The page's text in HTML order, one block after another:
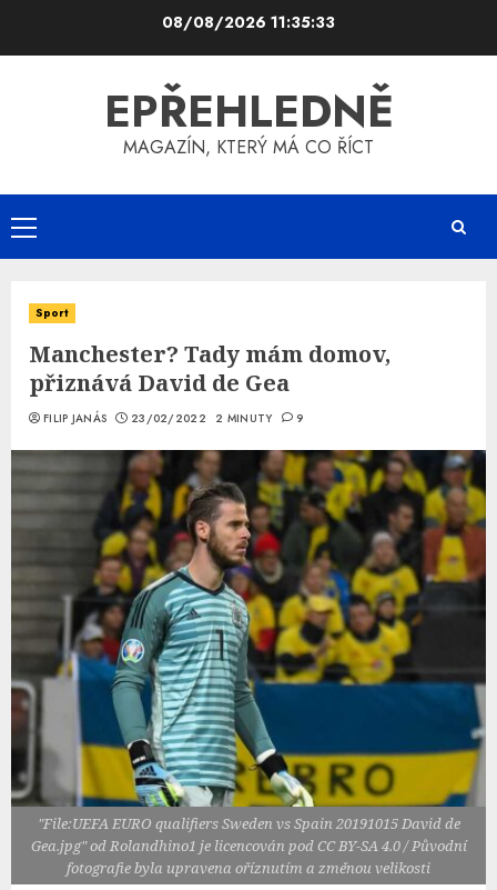
08/08/2026 11:35:33
EPŘEHLEDNĚ
MAGAZÍN, KTERÝ MÁ CO ŘÍCT
Primary
Menu
Sport
Manchester? Tady mám domov,
přiznává David de Gea
FILIP JANÁS 23/02/2022 2 MINUTY 9
"File:UEFA EURO qualifiers Sweden vs Spain 20191015 David de
Gea.jpg" od Rolandhino1 je licencován pod CC BY-SA 4.0 / Původní
fotografie byla upravena oříznutím a změnou velikosti